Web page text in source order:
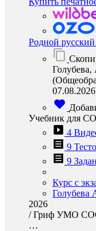
Родной
Учебник для
4
9
9
Курс с
Голубева
2026
/Гриф УМО
…